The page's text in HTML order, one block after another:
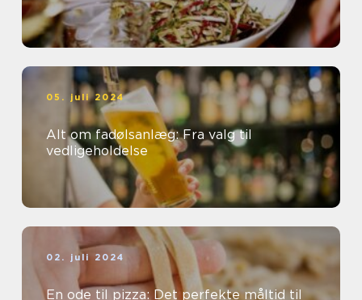
05. juli 2024
Alt om fadølsanlæg: Fra valg til
vedligeholdelse
02. juli 2024
En ode til pizza: Det perfekte måltid til